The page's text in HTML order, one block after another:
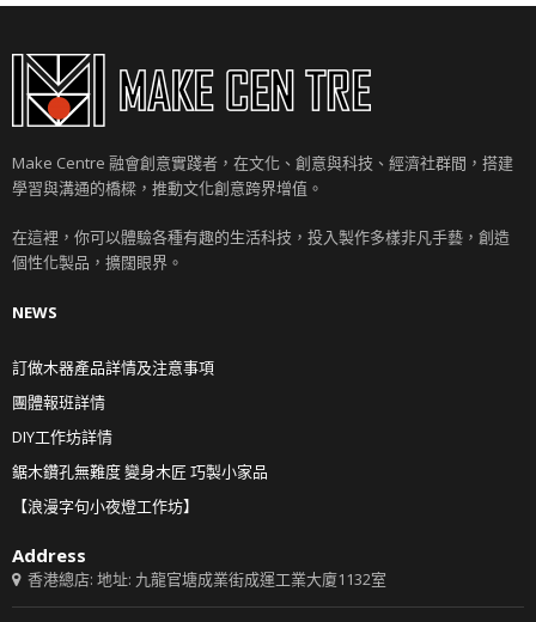
Make Centre 融會創意實踐者，在文化、創意與科技、經濟社群間，搭建
學習與溝通的橋樑，推動文化創意跨界增值。
在這裡，你可以體驗各種有趣的生活科技，投入製作多樣非凡手藝，創造
個性化製品，擴闊眼界。
NEWS
訂做木器產品詳情及注意事項
團體報班詳情
DIY工作坊詳情
鋸木鑽孔無難度 變身木匠 巧製小家品
【浪漫字句小夜燈工作坊】
Address
香港總店: 地址: 九龍官塘成業街成運工業大廈1132室